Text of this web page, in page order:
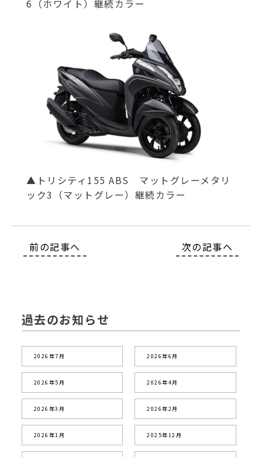
6（ホワイト）継続カラー
▲トリシティ155 ABS マットグレーメタリ
ック3（マットグレー）継続カラー
前の記事へ 次の記事へ
過去のお知らせ
2026年7月 2026年6月
2026年5月 2026年4月
2026年3月 2026年2月
2026年1月 2025年12月